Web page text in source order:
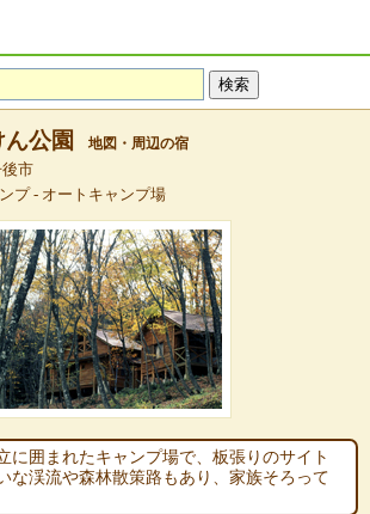
公園 地図・周辺の宿
市
プ - オートキャンプ場
に囲まれたキャンプ場で、板張りのサイト
な渓流や森林散策路もあり、家族そろって